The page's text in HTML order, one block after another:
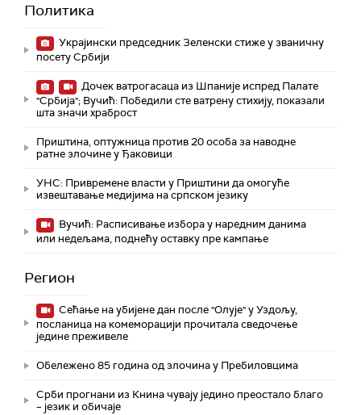
Политика
Украјински председник Зеленски стиже у званичну
посету Србији
Дочек ватрогасаца из Шпаније испред Палате
"Србија"; Вучић: Победили сте ватрену стихију, показали
шта значи храброст
Приштина, оптужница против 20 особа за наводне
ратне злочине у Ђаковици
УНС: Привремене власти у Приштини да омогуће
извештавање медијима на српском језику
Вучић: Расписивање избора у наредним данима
или недељама, поднећу оставку пре кампање
Регион
Сећање на убијене дан после "Олује" у Уздољу,
посланица на комеморацији прочитала сведочење
једине преживеле
Обележено 85 година од злочина у Пребиловцима
Срби прогнани из Книна чувају једино преостало благо
– језик и обичаје